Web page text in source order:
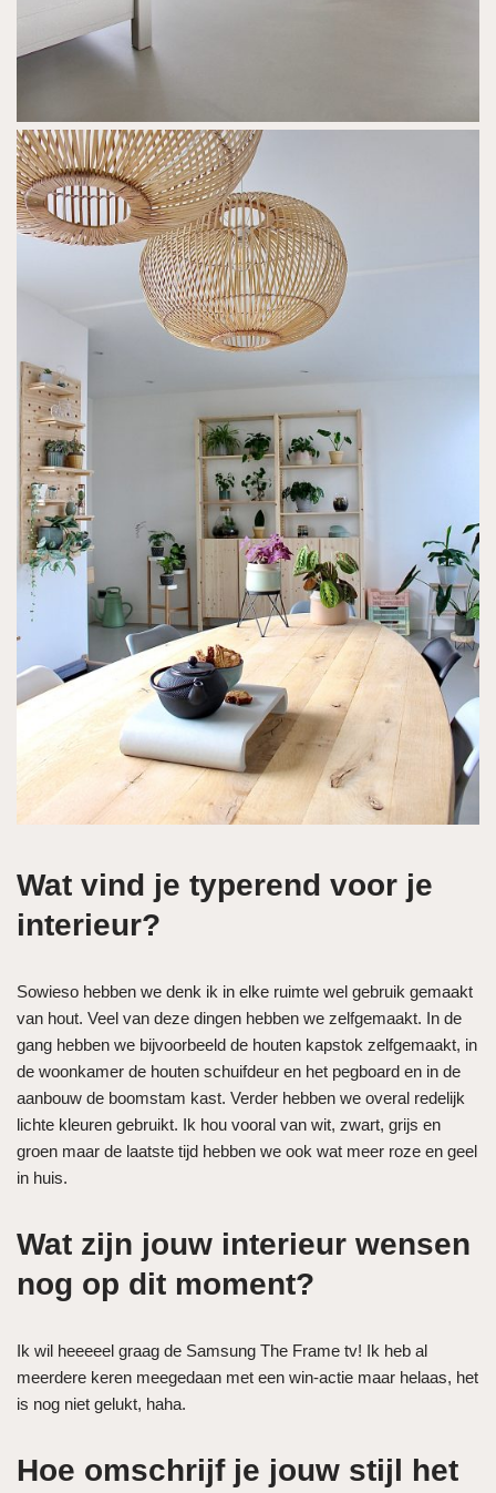
Wat vind je typerend voor je
interieur?
Sowieso hebben we denk ik in elke ruimte wel gebruik gemaakt
van hout. Veel van deze dingen hebben we zelfgemaakt. In de
gang hebben we bijvoorbeeld de houten kapstok zelfgemaakt, in
de woonkamer de houten schuifdeur en het pegboard en in de
aanbouw de boomstam kast. Verder hebben we overal redelijk
lichte kleuren gebruikt. Ik hou vooral van wit, zwart, grijs en
groen maar de laatste tijd hebben we ook wat meer roze en geel
in huis.
Wat zijn jouw interieur wensen
nog op dit moment?
Ik wil heeeeel graag de Samsung The Frame tv! Ik heb al
meerdere keren meegedaan met een win-actie maar helaas, het
is nog niet gelukt, haha.
Hoe omschrijf je jouw stijl het